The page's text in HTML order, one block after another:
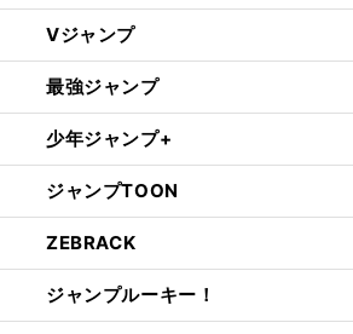
Vジャンプ
最強ジャンプ
少年ジャンプ+
ジャンプTOON
ZEBRACK
ジャンプルーキー！